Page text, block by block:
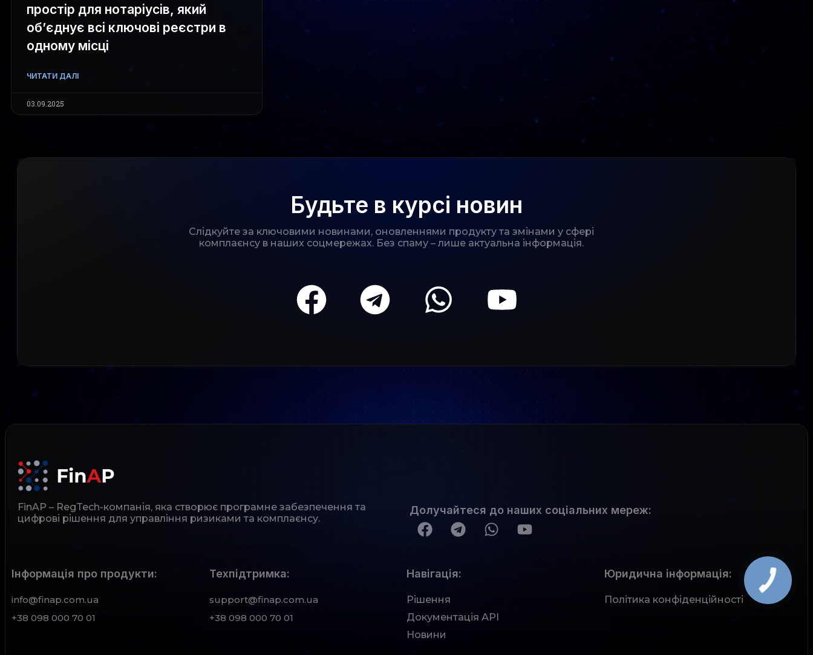
простір для нотаріусів, який
об’єднує всі ключові реєстри в
одному місці
ЧИТАТИ ДАЛІ
03.09.2025
Будьте в курсі новин
Слідкуйте за ключовими новинами, оновленнями продукту та змінами у сфері
комплаєнсу в наших соцмережах. Без спаму – лише актуальна інформація.
FinAP – RegTech-компанія, яка створює програмне забезпечення та
цифрові рішення для управління ризиками та комплаєнсу.
Долучайтеся до наших соціальних мереж:
Інформація про продукти:
info@finap.com.ua
+38 098 000 70 01
Техпідтримка:
support@finap.com.ua
+38 098 000 70 01
Рішення
Документація АРІ
Новини
Навігація: Юридична інформація:
Політика конфіденційності